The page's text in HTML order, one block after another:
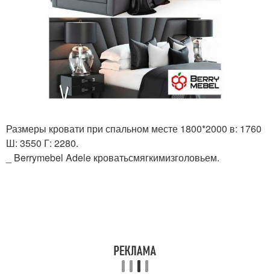
Размеры кровати при спальном месте 1800*2000 в: 1760
Ш: 3550 Г: 2280.
_ Berrymebel Adele кроватьсмягкимизголовьем.